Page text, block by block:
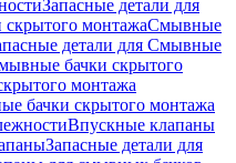
Запасные детали для
монтажаСмывные
детали для Смывные
бачки скрытого
монтажа
бачки скрытого монтажа
Впускные клапаны
Запасные детали для